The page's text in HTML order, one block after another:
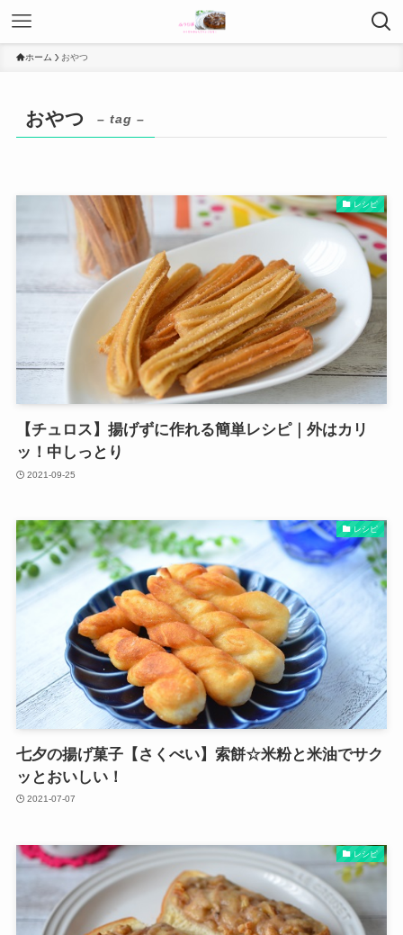
ホーム おやつ
おやつ – tag –
レシピ
【チュロス】揚げずに作れる簡単レシピ｜外はカリ
ッ！中しっとり
2021-09-25
レシピ
七夕の揚げ菓子【さくべい】索餅☆米粉と米油でサク
ッとおいしい！
2021-07-07
レシピ